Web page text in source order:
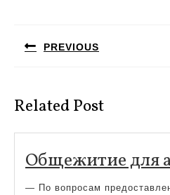
записям
PREVIOUS
Related Post
Общежитие для
— По вопросам